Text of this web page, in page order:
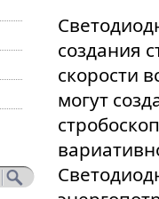
создания
скорости
могут